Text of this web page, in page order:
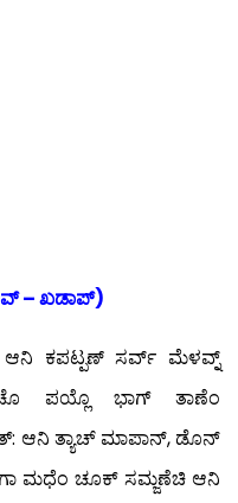
– ಖಡಾಪ್)
ಆನಿ ಕಪಟ್ಪಣ್ ಸರ್ವ್ ಮೆಳವ್ನ್
ಪಯ್ಲೊ ಭಾಗ್ ತಾಣೆಂ
ಆನಿ ತ್ಯಾಚ್ ಮಾಪಾನ್, ಡೊನ್
ಮಧೆಂ ಚೂಕ್ ಸಮ್ಜಣೆಚಿ ಆನಿ